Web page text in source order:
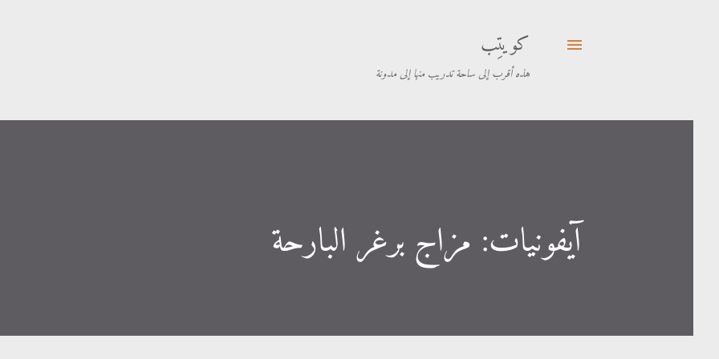
كويتِب
هذه أقرب إلى ساحة تدريب منها إلى مدونة
آيفونيات: مزاج برغر البارحة